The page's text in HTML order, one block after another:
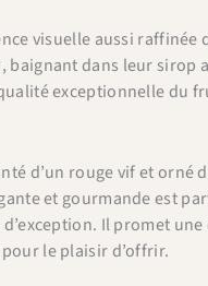
visuelle aussi raffinée
, baignant dans leur sirop
exceptionnelle du
d’un rouge vif et orné
et gourmande est
Il promet
le plaisir d’offrir.